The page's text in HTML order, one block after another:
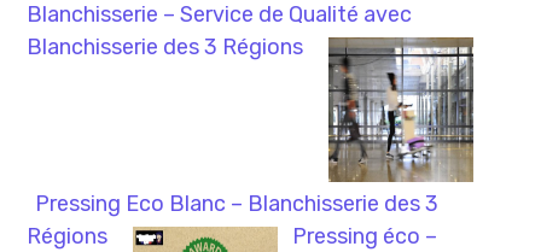
Blanchisserie – Service de Qualité avec
Blanchisserie des 3 Régions
Pressing Eco Blanc – Blanchisserie des 3
Régions
Pressing éco –